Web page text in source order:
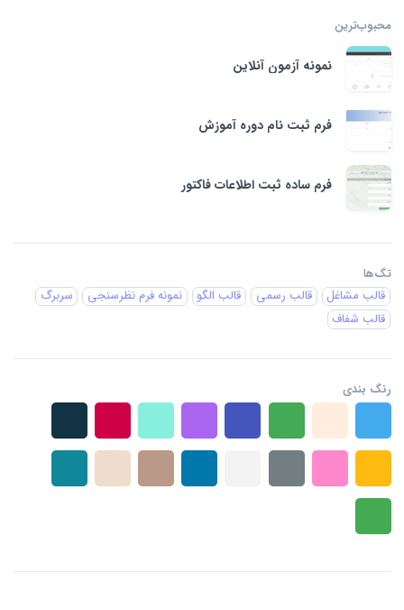
محبوب‌ترین‌
نمونه آزمون آنلاین
فرم ثبت نام دوره آموزش
فرم ساده ثبت اطلاعات فاکتور
تگ‌ها
قالب مشاغل قالب رسمی قالب الگو نمونه فرم نظرسنجی
سربرگ
قالب شفاف
رنگ بندی